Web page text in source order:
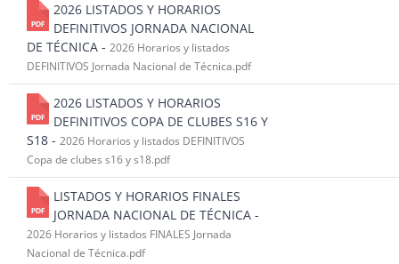
2026 LISTADOS Y HORARIOS
DEFINITIVOS JORNADA NACIONAL
DE TÉCNICA - 2026 Horarios y listados
DEFINITIVOS Jornada Nacional de Técnica.pdf
2026 LISTADOS Y HORARIOS
DEFINITIVOS COPA DE CLUBES S16 Y
S18 - 2026 Horarios y listados DEFINITIVOS
Copa de clubes s16 y s18.pdf
LISTADOS Y HORARIOS FINALES
JORNADA NACIONAL DE TÉCNICA -
2026 Horarios y listados FINALES Jornada
Nacional de Técnica.pdf